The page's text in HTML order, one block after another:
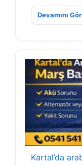
Devamını
Kartal’da